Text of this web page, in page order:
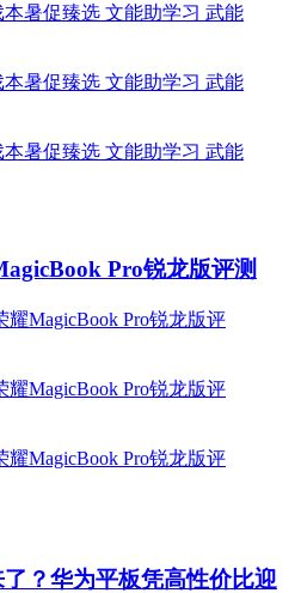
Pro锐龙版评测
？华为平板凭高性价比迎